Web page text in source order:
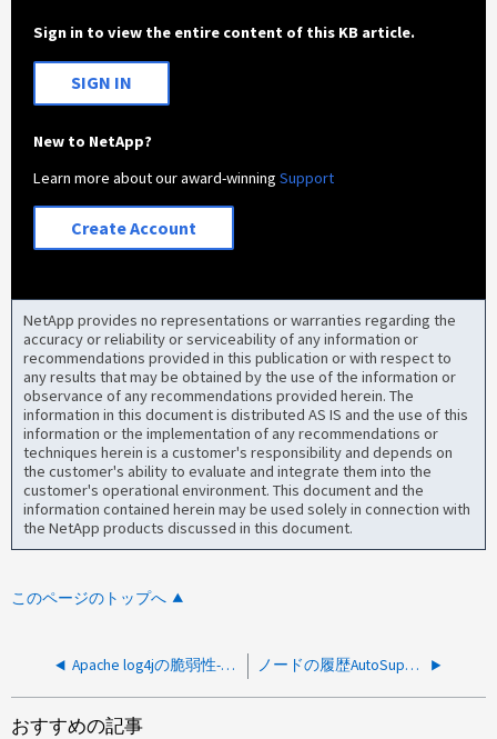
Sign in to view the entire content of this KB article.
SIGN IN
New to NetApp?
Learn more about our award-winningSupport
Create Account
NetApp provides no representations or warranties regarding the
accuracy or reliability or serviceability of any information or
recommendations provided in this publication or with respect to
any results that may be obtained by the use of the information or
observance of any recommendations provided herein. The
information in this document is distributed AS IS and the use of this
information or the implementation of any recommendations or
techniques herein is a customer's responsibility and depends on
the customer's ability to evaluate and integrate them into the
customer's operational environment. This document and the
information contained herein may be used solely in connection with
the NetApp products discussed in this document.
このページのトップへ
Apache log4jの脆弱性-解決ガイド ノードの履歴AutoSupportデータを取得できますか？
おすすめの記事